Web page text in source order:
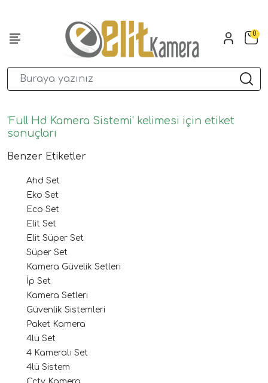
0
'Full Hd Kamera Sistemi' kelimesi için etiket
sonuçları
Benzer Etiketler
Ahd Set
Eko Set
Eco Set
Elit Set
Elit Süper Set
Süper Set
Kamera Güvelik Setleri
İp Set
Kamera Setleri
Güvenlik Sistemleri
Paket Kamera
4lü Set
4 Kameralı Set
4lü Sistem